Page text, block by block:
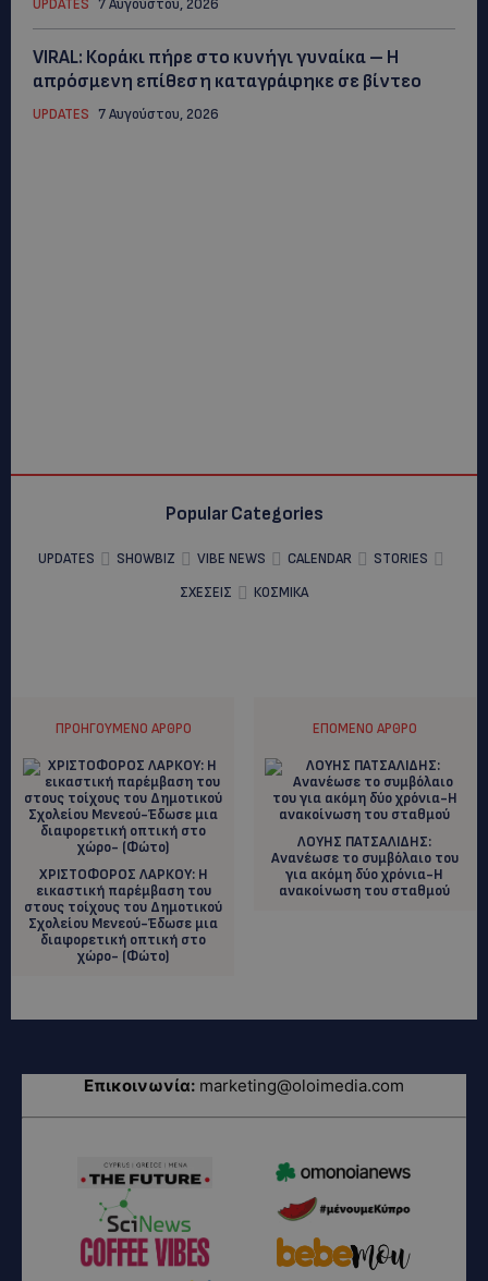
UPDATES 7 Αυγούστου, 2026
VIRAL: Κοράκι πήρε στο κυνήγι γυναίκα – Η
απρόσμενη επίθεση καταγράφηκε σε βίντεο
UPDATES 7 Αυγούστου, 2026
Popular Categories
UPDATES SHOWBIZ VIBE NEWS CALENDAR
STORIES
ΣΧΕΣΕΙΣ
ΚΟΣΜΙΚΑ
ΠΡΟΗΓΟΎΜΕΝΟ ΆΡΘΡΟ
ΧΡΙΣΤΟΦΟΡΟΣ ΛΑΡΚΟΥ: Η
εικαστική παρέμβαση του
στους τοίχους του Δημοτικού
Σχολείου Μενεού-Έδωσε μια
διαφορετική οπτική στο
χώρο- (Φώτο)
ΕΠΌΜΕΝΟ ΆΡΘΡΟ
ΛΟΥΗΣ ΠΑΤΣΑΛΙΔΗΣ:
Ανανέωσε το συμβόλαιο του
για ακόμη δύο χρόνια-Η
ανακοίνωση του σταθμού
Επικοινωνία: marketing@oloimedia.com